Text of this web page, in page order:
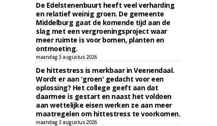
De Edelstenenbuurt heeft veel verharding
en relatief weinig groen. De gemeente
Middelburg gaat de komende tijd aan de
slag met een vergroeningsproject waar
meer ruimte is voor bomen, planten en
ontmoeting.
maandag 3 augustus 2026
De hittestress is merkbaar in Veenendaal.
Wordt er aan 'groen' gedacht voor een
oplossing? Het college geeft aan dat
daarmee is gestart en naast het voldoen
aan wettelijke eisen werken ze aan meer
maatregelen om hittestress te voorkomen.
maandag 3 augustus 2026